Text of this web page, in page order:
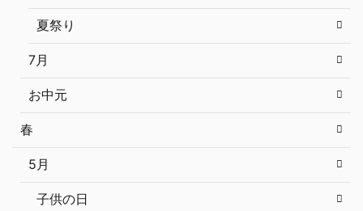
夏祭り
7月
お中元
春
5月
子供の日